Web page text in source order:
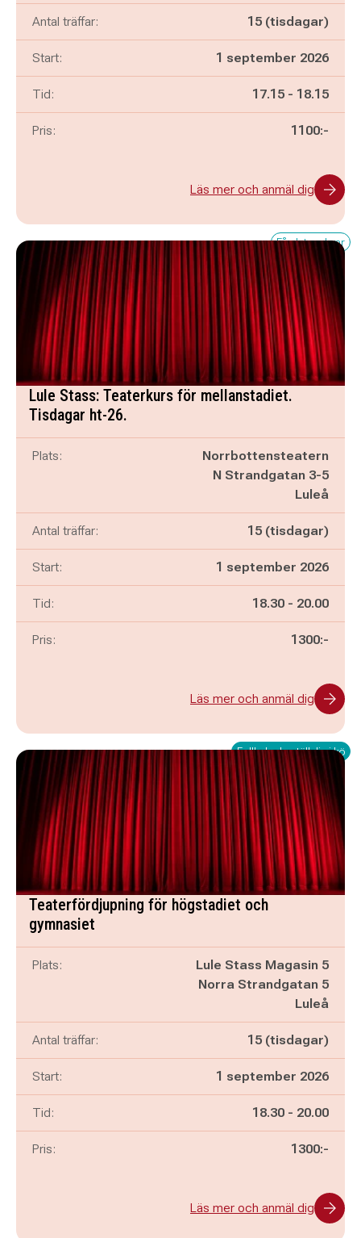
Antal träffar: 15 (tisdagar)
Start: 1 september 2026
Tid: Pågår mellan
17.15 - och
18.15
Pris: 1100:-
Läs mer och anmäl dig
Få platser kvar
Lule Stass: Teaterkurs för mellanstadiet.
Tisdagar ht-26.
Plats:
Norrbottensteatern
N Strandgatan 3-5
Luleå
Antal träffar: 15 (tisdagar)
Start: 1 september 2026
Tid: Pågår mellan
18.30 - och
20.00
Pris: 1300:-
Läs mer och anmäl dig
Fullbokad - ställ dig i kö
Teaterfördjupning för högstadiet och
gymnasiet
Plats:
Lule Stass Magasin 5
Norra Strandgatan 5
Luleå
Antal träffar: 15 (tisdagar)
Start: 1 september 2026
Tid: Pågår mellan
18.30 - och
20.00
Pris: 1300:-
Läs mer och anmäl dig